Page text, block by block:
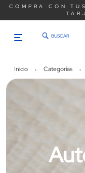
COMPRA CON
BUSCAR
Inicio Categorías